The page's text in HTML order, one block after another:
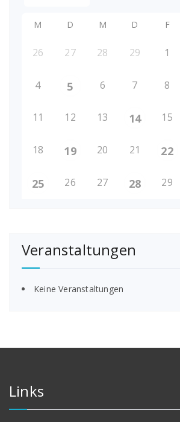
M D M D F
26 27 28 29 1
4 5 6 7 8
11 12 13 14 15
18 19 20 21 22
25 26 27 28 29
Veranstaltungen
Keine Veranstaltungen
Links